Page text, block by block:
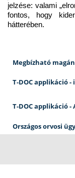
jelzése: valami
fontos, hogy
hátterében.
Megbízható
T-DOC applikáció -
T-DOC applikáció -
Országos orvosi